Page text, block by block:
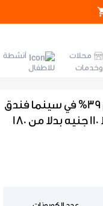
محلات
وخدمات
أنشطة
للاطفال
تذكرة سينما وفشار بخصم 39% في سينما فندق
راماچ، التجمع الخامس! فقط 110 جنيه بدلا من 180